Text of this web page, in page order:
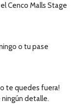
Cenco Malls Stage
o tu pase
te quedes fuera!
detalle.